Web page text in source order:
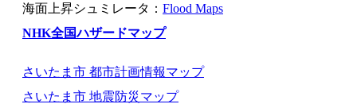
海面上昇シュミレータ： Flood Maps
NHK全国ハザードマップ
さいたま市 都市計画情報マップ
さいたま市 地震防災マップ